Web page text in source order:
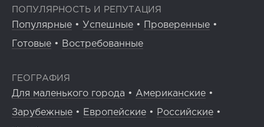
ПОПУЛЯРНОСТЬ И РЕПУТАЦИЯ
Популярные • Успешные • Проверенные •
Готовые • Востребованные
ГЕОГРАФИЯ
Для маленького города • Американские •
Зарубежные • Европейские • Российские •